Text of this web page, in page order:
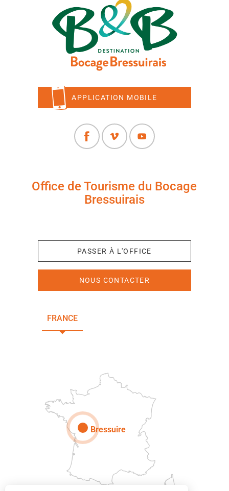
APPLICATION MOBILE
Office de Tourisme du Bocage
Bressuirais
PASSER À L'OFFICE
NOUS CONTACTER
FRANCE
Bressuire